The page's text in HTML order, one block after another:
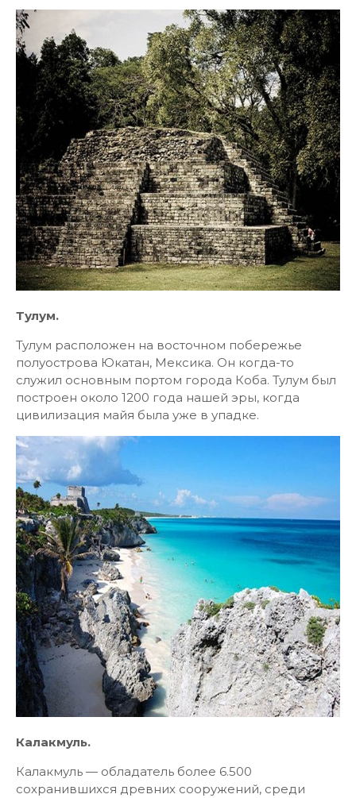
Тулум.
Тулум расположен на восточном побережье
полуострова Юкатан, Мексика. Он когда-то
служил основным портом города Коба. Тулум был
построен около 1200 года нашей эры, когда
цивилизация майя была уже в упадке.
Калакмуль.
Калакмуль — обладатель более 6.500
сохранившихся древних сооружений, среди